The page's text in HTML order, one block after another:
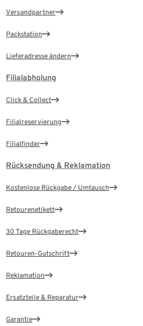
Versandpartner
Packstation
Lieferadresse ändern
Filialabholung
Click & Collect
Filialreservierung
Filialfinder
Rücksendung & Reklamation
Kostenlose Rückgabe / Umtausch
Retourenetikett
30 Tage Rückgaberecht
Retouren-Gutschrift
Reklamation
Ersatzteile & Reparatur
Garantie